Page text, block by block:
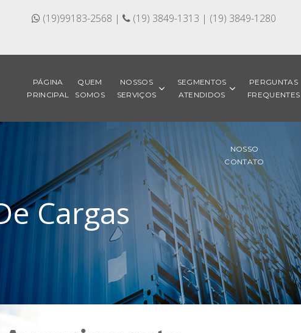
(19)99183-2568 | (19) 3849-1313 | (19) 3849-1280
PÁGINA
PRINCIPAL
QUEM
SOMOS
NOSSOS
SERVIÇOS
SEGMENTOS
ATENDIDOS
PERGUNTAS
FREQUENTES
NOSSO
CONTATO
Cargas